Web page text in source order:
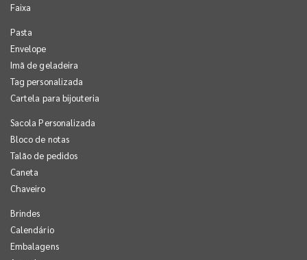
Faixa
Pasta
Envelope
Imã de geladeira
Tag personalizada
Cartela para bijouteria
Sacola Personalizada
Bloco de notas
Talão de pedidos
Caneta
Chaveiro
Brindes
Calendário
Embalagens